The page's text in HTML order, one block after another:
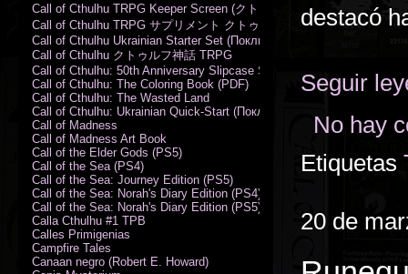
destacó
Seguir
No hay
Etiquetas
20 de
Call of Cthulhu TRPG Keeper Screen (クトゥルフ神話TRPG キーパー
Call of Cthulhu TRPG サプリメント クトゥルフ2015
Call of Cthulhu Ukrainian Starter Set (Поклик Ктулху. Базовий набір)
Call of Cthulhu クトゥルフ神話 TRPG
Call of Cthulhu: 50th Anniversary Slipcase Set
Call of Cthulhu: The Coloring Book (PDF)
Call of Cthulhu: The Wasted Land
Call of Cthulhu: Ukrainian Quick-Start (Поклик Ктулху. Швидкий
Call of Madness
Call of Madness Art Book
Call of the Elder Gods (PS5)
Call of the Sea (PS4)
Call of the Sea: Journey Edition (PS5)
Call of the Sea: Norah's Diary Edition (PS4)
Call of the Sea: Norah's Diary Edition (PS5)
Calla Cthulhu #1 TPB
Calles Primigenias
Campfire Tales
Canaan negro (Robert E. Howard)